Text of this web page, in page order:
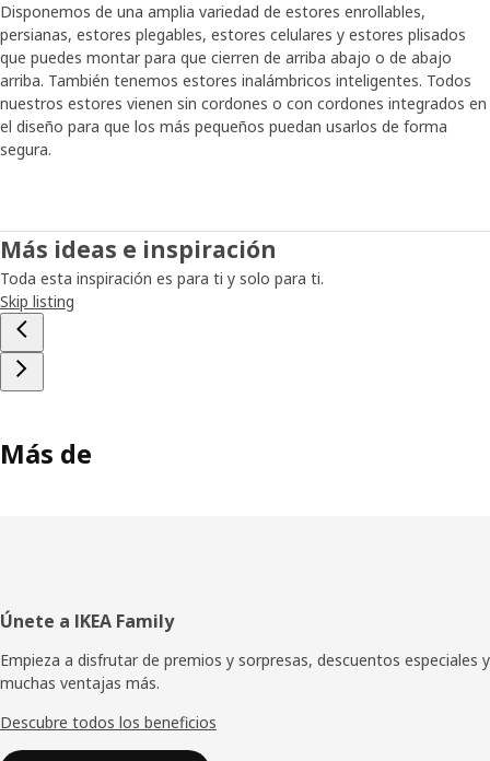
Disponemos de una amplia variedad de estores enrollables,
persianas, estores plegables, estores celulares y estores plisados
que puedes montar para que cierren de arriba abajo o de abajo
arriba. También tenemos estores inalámbricos inteligentes. Todos
nuestros estores vienen sin cordones o con cordones integrados en
el diseño para que los más pequeños puedan usarlos de forma
segura.
Más ideas e inspiración
Toda esta inspiración es para ti y solo para ti.
Skip listing
Más de
Pie
de
página
Únete a IKEA Family
Empieza a disfrutar de premios y sorpresas, descuentos especiales y
muchas ventajas más.
Descubre todos los beneficios